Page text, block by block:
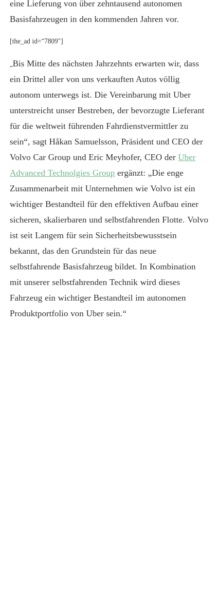
eine Lieferung von über zehntausend autonomen
Basisfahrzeugen in den kommenden Jahren vor.
[the_ad id=“7809″]
„Bis Mitte des nächsten Jahrzehnts erwarten wir, dass
ein Drittel aller von uns verkauften Autos völlig
autonom unterwegs ist. Die Vereinbarung mit Uber
unterstreicht unser Bestreben, der bevorzugte Lieferant
für die weltweit führenden Fahrdienstvermittler zu
sein“, sagt Håkan Samuelsson, Präsident und CEO der
Volvo Car Group und Eric Meyhofer, CEO der Uber
Advanced Technolgies Group ergänzt: „Die enge
Zusammenarbeit mit Unternehmen wie Volvo ist ein
wichtiger Bestandteil für den effektiven Aufbau einer
sicheren, skalierbaren und selbstfahrenden Flotte. Volvo
ist seit Langem für sein Sicherheitsbewusstsein
bekannt, das den Grundstein für das neue
selbstfahrende Basisfahrzeug bildet. In Kombination
mit unserer selbstfahrenden Technik wird dieses
Fahrzeug ein wichtiger Bestandteil im autonomen
Produktportfolio von Uber sein.“